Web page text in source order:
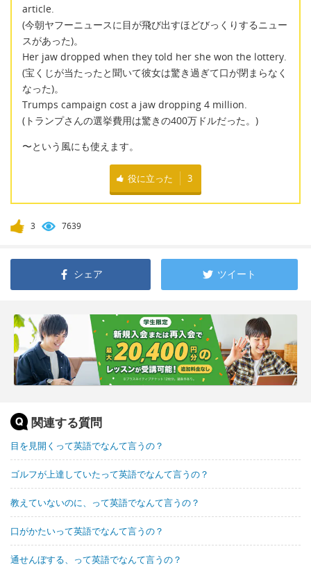
article.
(今朝ヤフーニュースに目が飛び出すほどびっくりするニュー
スがあった)。
Her jaw dropped when they told her she won the lottery.
(宝くじが当たったと聞いて彼女は驚き過ぎて口が閉まらなく
なった)。
Trumps campaign cost a jaw dropping 4 million.
(トランプさんの選挙費用は驚きの400万ドルだった。)
〜という風にも使えます。
役に立った 3
3 7639
シェア ツイート
関連する質問
目を見開くって英語でなんて言うの？
ゴルフが上達していたって英語でなんて言うの？
教えていないのに、って英語でなんて言うの？
口がかたいって英語でなんて言うの？
通せんぼする、って英語でなんて言うの？